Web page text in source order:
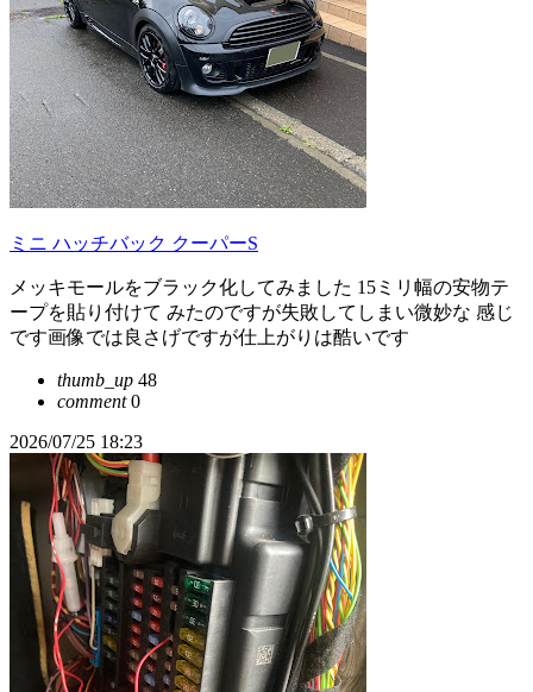
ミニ ハッチバック クーパーS
メッキモールをブラック化してみました 15ミリ幅の安物テ
ープを貼り付けて みたのですが失敗してしまい微妙な 感じ
です画像では良さげですが仕上がりは酷いです
thumb_up 48
comment0
2026/07/25 18:23